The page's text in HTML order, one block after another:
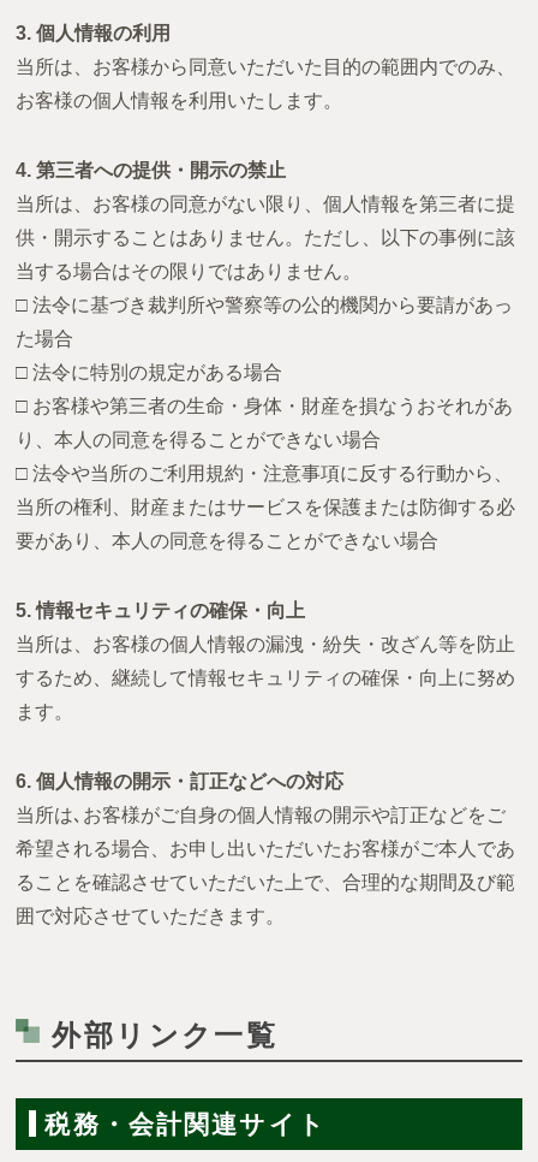
3. 個人情報の利用
当所は、お客様から同意いただいた目的の範囲内でのみ、
お客様の個人情報を利用いたします。
4. 第三者への提供・開示の禁止
当所は、お客様の同意がない限り、個人情報を第三者に提
供・開示することはありません。ただし、以下の事例に該
当する場合はその限りではありません。
□ 法令に基づき裁判所や警察等の公的機関から要請があっ
た場合
□ 法令に特別の規定がある場合
□ お客様や第三者の生命・身体・財産を損なうおそれがあ
り、本人の同意を得ることができない場合
□ 法令や当所のご利用規約・注意事項に反する行動から、
当所の権利、財産またはサービスを保護または防御する必
要があり、本人の同意を得ることができない場合
5. 情報セキュリティの確保・向上
当所は、お客様の個人情報の漏洩・紛失・改ざん等を防止
するため、継続して情報セキュリティの確保・向上に努め
ます。
6. 個人情報の開示・訂正などへの対応
当所は､お客様がご自身の個人情報の開示や訂正などをご
希望される場合、お申し出いただいたお客様がご本人であ
ることを確認させていただいた上で、合理的な期間及び範
囲で対応させていただきます。
外部リンク一覧
税務・会計関連サイト